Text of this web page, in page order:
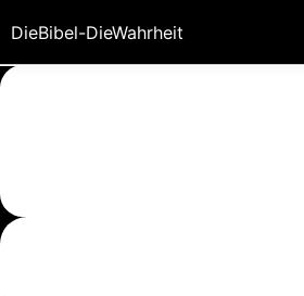
DieBibel-DieWahrheit